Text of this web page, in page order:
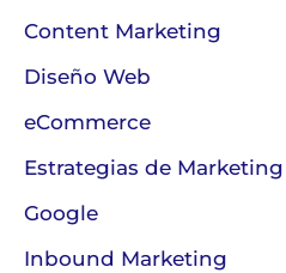
Content Marketing
Diseño Web
eCommerce
Estrategias de Marketing
Google
Inbound Marketing